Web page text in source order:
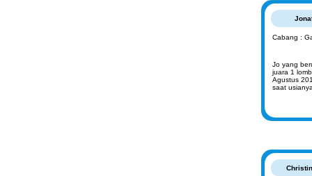
Cabang :
Jo yang
juara 1
Agustus
saat